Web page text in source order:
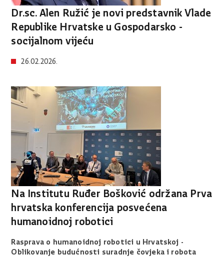
Dr.sc. Alen Ružić je novi predstavnik Vlade
Republike Hrvatske u Gospodarsko -
socijalnom vijeću
26.02.2026.
Na Institutu Ruđer Bošković održana Prva
hrvatska konferencija posvećena
humanoidnoj robotici
Rasprava o humanoidnoj robotici u Hrvatskoj -
Oblikovanje budućnosti suradnje čovjeka i robota